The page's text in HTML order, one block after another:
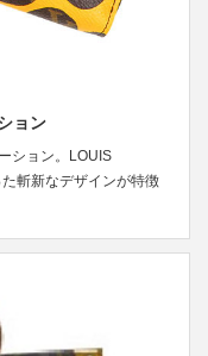
ョン
ション。LOUIS
斬新なデザインが特徴